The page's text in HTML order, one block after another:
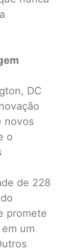
DC
novos
o
de 228
promete
um